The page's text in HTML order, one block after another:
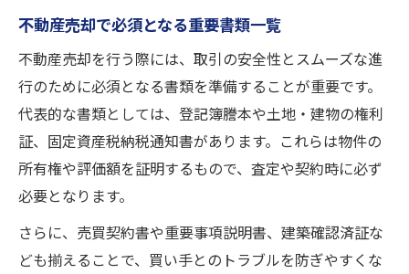
不動産売却で必須となる重要書類一覧
不動産売却を行う際には、取引の安全性とスムーズな進
行のために必須となる書類を準備することが重要です。
代表的な書類としては、登記簿謄本や土地・建物の権利
証、固定資産税納税通知書があります。これらは物件の
所有権や評価額を証明するもので、査定や契約時に必ず
必要となります。
さらに、売買契約書や重要事項説明書、建築確認済証な
ども揃えることで、買い手とのトラブルを防ぎやすくな